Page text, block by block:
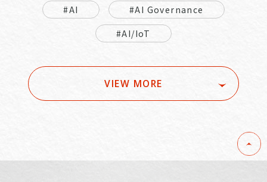
#AI
#AI Governance
#AI/IoT
VIEW MORE